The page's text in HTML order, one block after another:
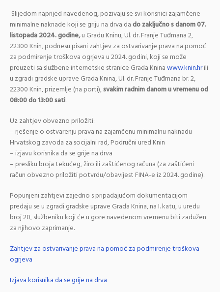
Slijedom naprijed navedenog, pozivaju se svi korisnici zajamčene
minimalne naknade koji se griju na drva dadozaključnos danom 07.
listopada 2024. godine,u Gradu Kninu, Ul. dr. Franje Tuđmana 2,
22300 Knin, podnesu pisani zahtjev za ostvarivanje prava na pomoć
za podmirenje troškova ogrjeva u 2024. godini, koji se može
preuzeti sa službene internetske stranice Grada Kninawww.knin.hrili
u zgradi gradske uprave Grada Knina, Ul. dr. Franje Tuđmana br. 2,
22300 Knin, prizemlje (na porti),svakim radnim danom u vremenu od
08:00 do 13:00 sati.
Uz zahtjev obvezno priložiti:
– rješenje o ostvarenju prava na zajamčenu minimalnu naknadu
Hrvatskog zavoda za socijalni rad, Područni ured Knin
– izjavu korisnika da se grije na drva
– presliku broja tekućeg, žiro ili zaštićenog računa (za zaštićeni
račun obvezno priložiti potvrdu/obavijest FINA-e iz 2024. godine).
Popunjeni zahtjevi zajedno s pripadajućom dokumentacijom
predaju se u zgradi gradske uprave Grada Knina, na I. katu, u uredu
broj 20, službeniku koji će u gore navedenom vremenu biti zadužen
za njihovo zaprimanje.
Zahtjev za ostvarivanje prava na pomoć za podmirenje troškova
ogrjeva
Izjava korisnika da se grije na drva